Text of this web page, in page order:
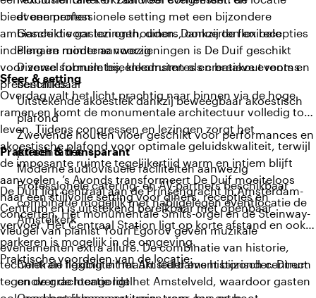
biedt een professionele setting met een bijzondere
ambiance die gasten onthouden. Dankzij de flexibele
indeling en moderne voorzieningen is De Duif geschikt
voor zowel formele bijeenkomsten als creatieve events en
presentaties.
evenementen
Geschikt voor lezingen, diners, concerten en recepties
Plenaire ruimte aanwezig
Diverse subruimtes, kleedruimtes en breakout rooms
beschikbaar
Uitstekende akoestiek dankzij beweegbaar akoestisch
plafond
Zwevende houten vloer geschikt voor performances en
presentaties
Moderne audiovisuele faciliteiten aanwezig
Professionele catering- en AV-partners beschikbaar
combinatie mogelijk met nabijgelegen eventlocatie de
Amstelkerk
Sfeer & setting
Overdag valt het licht prachtig naar binnen via de hoge
ramen en komt de monumentale architectuur volledig tot
leven. Tijdens congressen en lezingen zorgt het
akoestische plafond voor optimale geluidskwaliteit, terwijl
de imposante ruimte tegelijkertijd warm en intiem blijft
aanvoelen. ’s Avonds transformeert De Duif moeiteloos
naar een stijlvolle setting voor diners, recepties en
concerten. Het monumentale Smits-orgel en de Steinway-
vleugel van pianist Youri Egorov geven muzikale
evenementen extra allure. De combinatie van historie,
techniek en flexibiliteit maakt ieder event bijzonder. Direct
tegenover de locatie ligt het Amstelveld, waardoor gasten
Praktisch & transparant
De Duif ligt centraal aan de Prinsengracht in Amsterdam-
Centrum en is uitstekend bereikbaar met openbaar
vervoer. Het Centraal Station ligt op korte afstand en ook
parkeren is mogelijk in de omgeving.
Praktische voordelen van de locatie:
Centrale ligging in het Amsterdams historisch centrum
en de grachtengordel